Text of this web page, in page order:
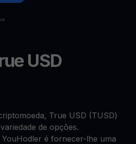
USD
True USD (TUSD)
de opções.
é fornecer-lhe uma